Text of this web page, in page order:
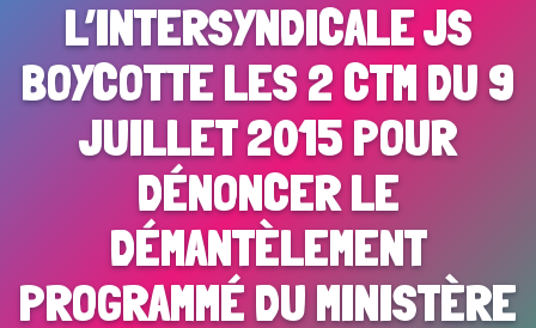
L’INTERSYNDICALE JS
BOYCOTTE LES 2 CTM DU 9
JUILLET 2015 POUR
DÉNONCER LE
DÉMANTÈLEMENT
PROGRAMMÉ DU MINISTÈRE